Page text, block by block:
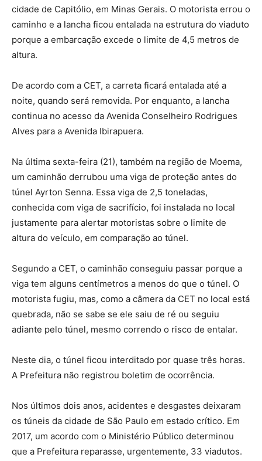
cidade de Capitólio, em Minas Gerais. O motorista errou o
caminho e a lancha ficou entalada na estrutura do viaduto
porque a embarcação excede o limite de 4,5 metros de
altura.
De acordo com a CET, a carreta ficará entalada até a
noite, quando será removida. Por enquanto, a lancha
continua no acesso da Avenida Conselheiro Rodrigues
Alves para a Avenida Ibirapuera.
Na última sexta-feira (21), também na região de Moema,
um caminhão derrubou uma viga de proteção antes do
túnel Ayrton Senna. Essa viga de 2,5 toneladas,
conhecida com viga de sacrifício, foi instalada no local
justamente para alertar motoristas sobre o limite de
altura do veículo, em comparação ao túnel.
Segundo a CET, o caminhão conseguiu passar porque a
viga tem alguns centímetros a menos do que o túnel. O
motorista fugiu, mas, como a câmera da CET no local está
quebrada, não se sabe se ele saiu de ré ou seguiu
adiante pelo túnel, mesmo correndo o risco de entalar.
Neste dia, o túnel ficou interditado por quase três horas.
A Prefeitura não registrou boletim de ocorrência.
Nos últimos dois anos, acidentes e desgastes deixaram
os túneis da cidade de São Paulo em estado crítico. Em
2017, um acordo com o Ministério Público determinou
que a Prefeitura reparasse, urgentemente, 33 viadutos.